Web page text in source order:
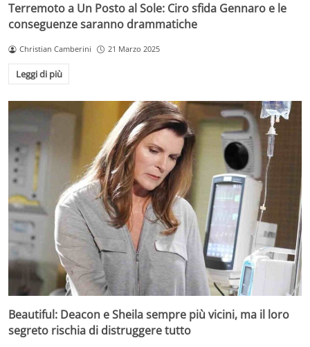
Terremoto a Un Posto al Sole: Ciro sfida Gennaro e le
conseguenze saranno drammatiche
Christian Camberini 21 Marzo 2025
Leggi di più
Beautiful: Deacon e Sheila sempre più vicini, ma il loro
segreto rischia di distruggere tutto